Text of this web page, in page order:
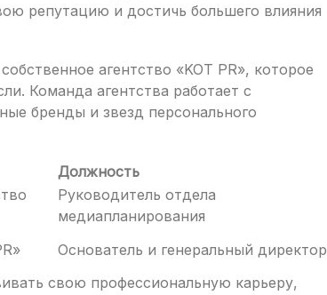
репутацию и достичь большего влияния
агентство «KOT PR», которое
Команда агентства работает с
бренды и звезд персонального
Должность
Руководитель отдела
медиапланирования
Основатель и генеральный директор
свою профессиональную карьеру,